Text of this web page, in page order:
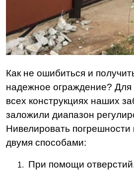
Как не ошибиться и
надежное ограждение? Для
всех конструкциях наших
заложили диапазон
Нивелировать
двумя способами:
При помощи